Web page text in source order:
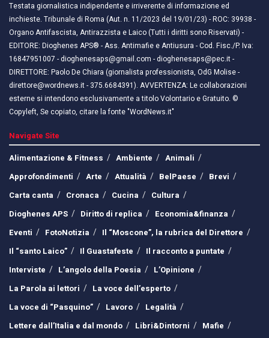
Testata giornalistica indipendente e irriverente di informazione ed
inchieste. Tribunale di Roma (Aut. n. 11/2023 del 19/01/23) - ROC: 39938 -
Organo Antifascista, Antirazzista e Laico (Tutti i diritti sono Riservati) -
EDITORE: Dioghenes APS® - Ass. Antimafie e Antiusura - Cod. Fisc./P. Iva:
16847951007 - dioghenesaps@gmail.com - dioghenesaps@pec.it - ​​
DIRETTORE: Paolo De Chiara (giornalista professionista, OdG Molise -
direttore@wordnews.it - ​​375.6684391). AVVERTENZA: Le collaborazioni
esterne si intendono esclusivamente a titolo Volontario e Gratuito. ©
Copyleft, Se copiato, citare la fonte "WordNews.it"
Navigate Site
Alimentazione & Fitness
Ambiente
Animali
Approfondimenti
Arte Attualità BelPaese
Brevi
Carta canta
Cronaca Cucina
Cultura
Dioghenes APS
Diritto di replica
Economia&finanza
Eventi
FotoNotizia
Il “Moscone”, la rubrica del Direttore
Il “santo Laico”
Il Guastafeste
Il racconto a puntate
Interviste
L’angolo della Poesia
L’Opinione
La Parola ai lettori
La voce dell’esperto
La voce di “Pasquino”
Lavoro
Legalità
Lettere dall’Italia e dal mondo
Libri&Dintorni
Mafie